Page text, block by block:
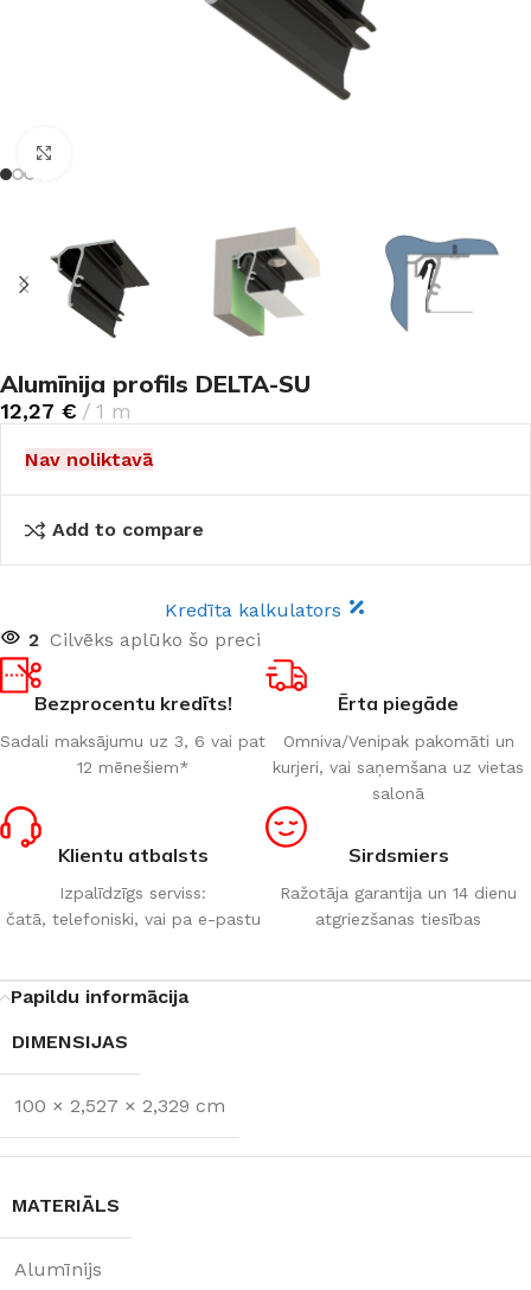
Alumīnija profils DELTA-SU
12,27 € 1 m
Nav noliktavā
Add to compare
Kredīta kalkulators
2 Cilvēks aplūko šo preci
Bezprocentu kredīts!
Sadali maksājumu uz 3, 6 vai pat
12 mēnešiem*
Ērta piegāde
Omniva/Venipak pakomāti un
kurjeri, vai saņemšana uz vietas
salonā
Klientu atbalsts
Izpalīdzīgs serviss:
čatā, telefoniski, vai pa e-pastu
Sirdsmiers
Ražotāja garantija un 14 dienu
atgriezšanas tiesības
Papildu informācija
DIMENSIJAS
100 × 2,527 × 2,329 cm
MATERIĀLS
Alumīnijs